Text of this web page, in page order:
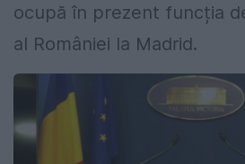
ocupă în prezent funcția
al României la Madrid.